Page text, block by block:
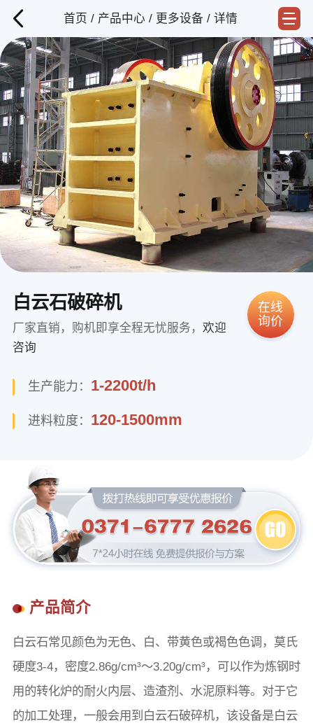
首页 / 产品中心 / 更多设备 / 详情
白云石破碎机
厂家直销，购机即享全程无忧服务， 欢迎
咨询
在线
询价
生产能力： 1-2200t/h
进料粒度： 120-1500mm
产品简介
白云石常见颜色为无色、白、带黄色或褐色色调，莫氏
硬度3-4，密度2.86g/cm³～3.20g/cm³，可以作为炼钢时
用的转化炉的耐火内层、造渣剂、水泥原料等。对于它
的加工处理，一般会用到白云石破碎机，该设备是白云